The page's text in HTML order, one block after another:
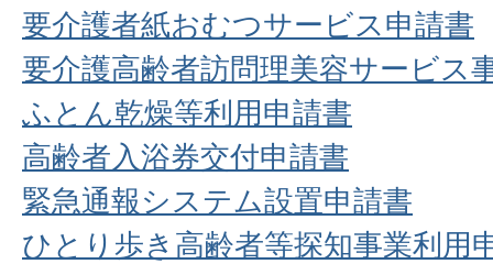
要介護者紙おむつサービス申請書
要介護高齢者訪問理美容サービス
ふとん乾燥等利用申請書
高齢者入浴券交付申請書
緊急通報システム設置申請書
ひとり歩き高齢者等探知事業利用